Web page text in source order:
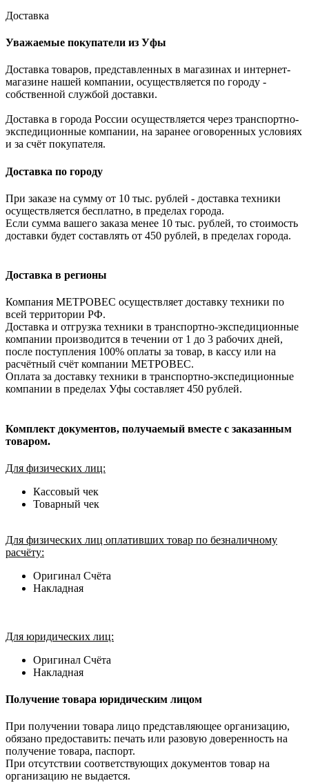
Доставка
Уважаемые покупатели из Уфы
Доставка товаров, представленных в магазинах и интернет-
магазине нашей компании, осуществляется по городу -
собственной службой доставки.
Доставка в города России осуществляется через транспортно-
экспедиционные компании, на заранее оговоренных условиях
и за счёт покупателя.
Доставка по городу
При заказе на сумму от 10 тыс. рублей - доставка техники
осуществляется бесплатно, в пределах города.
Если сумма вашего заказа менее 10 тыс. рублей, то стоимость
доставки будет составлять от 450 рублей, в пределах города.
Доставка в регионы
Компания МЕТРОВЕС осуществляет доставку техники по
всей территории РФ.
Доставка и отгрузка техники в транспортно-экспедиционные
компании производится в течении от 1 до 3 рабочих дней,
после поступления 100% оплаты за товар, в кассу или на
расчётный счёт компании МЕТРОВЕС.
Оплата за доставку техники в транспортно-экспедиционные
компании в пределах Уфы составляет 450 рублей.
Комплект документов, получаемый вместе с заказанным
товаром.
Для физических лиц:
Кассовый чек
Товарный чек
Для физических лиц оплативших товар по безналичному
расчёту:
Оригинал Счёта
Накладная
Для юридических лиц:
Оригинал Счёта
Накладная
Получение товара юридическим лицом
При получении товара лицо представляющее организацию,
обязано предоставить: печать или разовую доверенность на
получение товара, паспорт.
При отсутствии соответствующих документов товар на
организацию не выдается.